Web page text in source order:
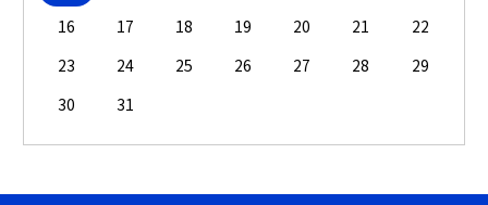
16
17 18 19 20 21
22
23
24 25 26 27 28
29
30
31